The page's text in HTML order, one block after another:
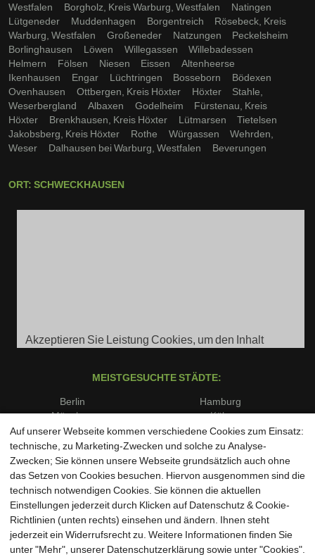
Westfalen
Borgholz, Kreis Warburg, Westfalen
Natingen
Lütgeneder
Muddenhagen Borgentreich
Rösebeck, Kreis
Warburg, Westfalen
Großeneder Natzungen
Peckelsheim
Borlinghausen
Löwen Willegassen
Willebadessen
Helmern
Fölsen Niesen Eissen
Altenheerse
Ikenhausen
Engar Lüchtringen Bosseborn
Bödexen
Ovenhausen
Ottbergen, Kreis Höxter Höxter
Stahle,
Weserbergland
Albaxen Godelheim
Fürstenau, Kreis
Höxter
Brenkhausen, Kreis Höxter Lütmarsen
Tietelsen
Jakobsberg, Kreis Höxter
Rothe Würgassen
Wehrden,
Weser
Dalhausen bei Warburg, Westfalen Beverungen
ORT: SCHWECKHAUSEN
Akzeptieren Sie Leistung Cookies, um den Inhalt
MEISTGESUCHTE STÄDTE:
Berlin
München
Frankfurt am Main
Düsseldorf
Essen
Dresden
Hannover
Duisburg
Wuppertal
Bonn
Hamburg
Köln
Stuttgart
Dortmund
Bremen
Leipzig
Nürnberg
Bochum
Bielefeld
Auf unserer Webseite kommen verschiedene Cookies zum Einsatz:
technische, zu Marketing-Zwecken und solche zu Analyse-
Zwecken; Sie können unsere Webseite grundsätzlich auch ohne
das Setzen von Cookies besuchen. Hiervon ausgenommen sind die
technisch notwendigen Cookies. Sie können die aktuellen
Einstellungen jederzeit durch Klicken auf Datenschutz & Cookie-
Richtlinien (unten rechts) einsehen und ändern. Ihnen steht
jederzeit ein Widerrufsrecht zu. Weitere Informationen finden Sie
unter "Mehr", unserer Datenschutzerklärung sowie unter "Cookies".